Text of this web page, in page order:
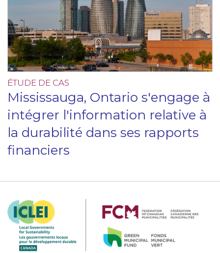
ÉTUDE DE CAS
Mississauga, Ontario s'engage à
intégrer l'information relative à
la durabilité dans ses rapports
financiers